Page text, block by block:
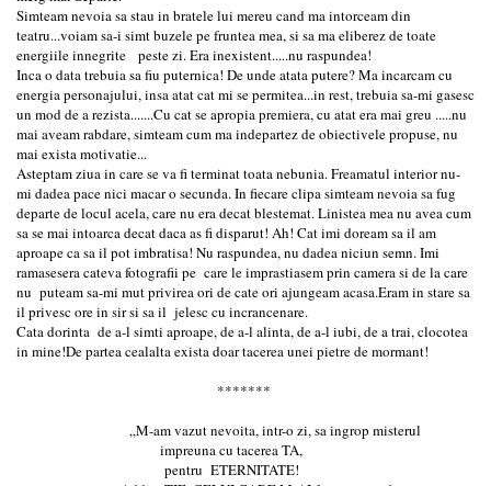
Simteam nevoia sa stau in bratele lui mereu cand ma intorceam din
teatru...voiam sa-i simt buzele pe fruntea mea, si sa ma eliberez de toate
energiile innegrite peste zi. Era inexistent.....nu raspundea!
Inca o data trebuia sa fiu puternica! De unde atata putere? Ma incarcam cu
energia personajului, insa atat cat mi se permitea...in rest, trebuia sa-mi gasesc
un mod de a rezista.......Cu cat se apropia premiera, cu atat era mai greu .....nu
mai aveam rabdare, simteam cum ma indepartez de obiectivele propuse, nu
mai exista motivatie...
Asteptam ziua in care se va fi terminat toata nebunia. Freamatul interior nu-
mi dadea pace nici macar o secunda. In fiecare clipa simteam nevoia sa fug
departe de locul acela, care nu era decat blestemat. Linistea mea nu avea cum
sa se mai intoarca decat daca as fi disparut! Ah! Cat imi doream sa il am
aproape ca sa il pot imbratisa! Nu raspundea, nu dadea niciun semn. Imi
ramasesera cateva fotografii pe care le imprastiasem prin camera si de la care
nu puteam sa-mi mut privirea ori de cate ori ajungeam acasa.Eram in stare sa
il privesc ore in sir si sa il jelesc cu incrancenare.
Cata dorinta de a-l simti aproape, de a-l alinta, de a-l iubi, de a trai, clocotea
in mine!De partea cealalta exista doar tacerea unei pietre de mormant!
*******
„M-am vazut nevoita, intr-o zi, sa ingrop misterul
impreuna cu tacerea TA,
pentru ETERNITATE!